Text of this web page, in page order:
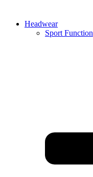
Headwear
Sport Function